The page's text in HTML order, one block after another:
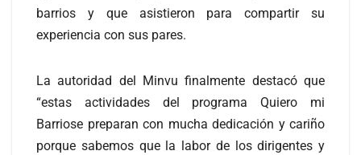
barrios y que asistieron para compartir su
experiencia con sus pares.
La autoridad del Minvu finalmente destacó que
“estas actividades del programa Quiero mi
Barriose preparan con mucha dedicación y cariño
porque sabemos que la labor de los dirigentes y